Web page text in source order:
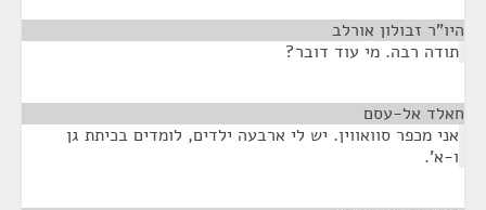
היו"ר זבולון אורלב
תודה רבה. מי עוד דובר?
חאלד אל-עסם
אני מכפר סוואווין. יש לי ארבעה ילדים, לומדים בכיתת גן
ו-א'.